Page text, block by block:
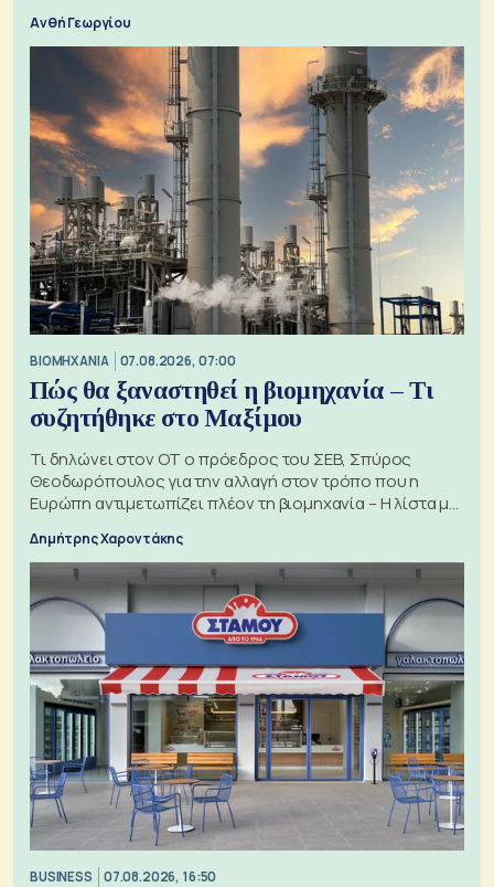
Ανθή Γεωργίου
ΒΙΟΜΗΧΑΝΙΑ 07.08.2026, 07:00
Πώς θα ξαναστηθεί η βιομηχανία – Τι
συζητήθηκε στο Μαξίμου
Τι δηλώνει στον ΟΤ ο πρόεδρος του ΣΕΒ, Σπύρος
Θεοδωρόπουλος για την αλλαγή στον τρόπο που η
Ευρώπη αντιμετωπίζει πλέον τη βιομηχανία – Η λίστα με
Δημήτρης Χαροντάκης
BUSINESS 07.08.2026, 16:50